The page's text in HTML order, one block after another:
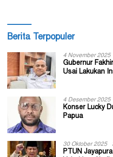
Berita Terpopuler
4 November 2025
Gubernur
Usai Lakukan
4 Desember 2025
Konser Lucky
Papua
30 Oktober 2025
PTUN